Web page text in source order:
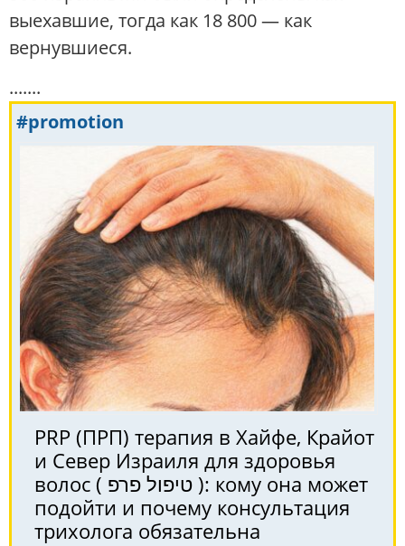
выехавшие, тогда как 18 800 — как
вернувшиеся.
.......
#promotion
PRP (ПРП) терапия в Хайфе, Крайот
и Север Израиля для здоровья
волос ( טיפול פרפ ): кому она может
подойти и почему консультация
трихолога обязательна